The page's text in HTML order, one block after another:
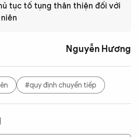
tục tố tụng thân thiện đối với
Nguyễn Hương
#quy định chuyển tiếp